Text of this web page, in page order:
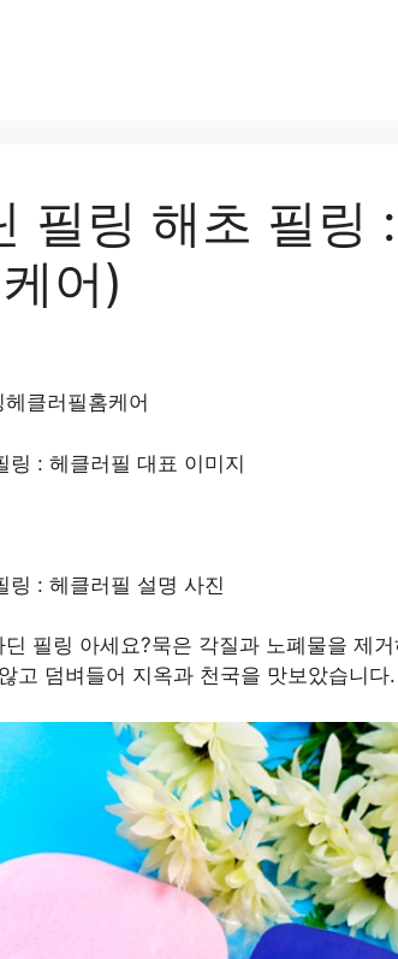
필링 해초 필링
어)
클러필홈케어
필링 아세요?묵은 각질과 노폐물을 제
고 덤벼들어 지옥과 천국을 맛보았습니다.